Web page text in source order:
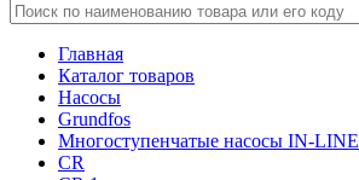
Главная
Каталог товаров
Насосы
Grundfos
Многоступенчатые насосы IN-LINE
CR